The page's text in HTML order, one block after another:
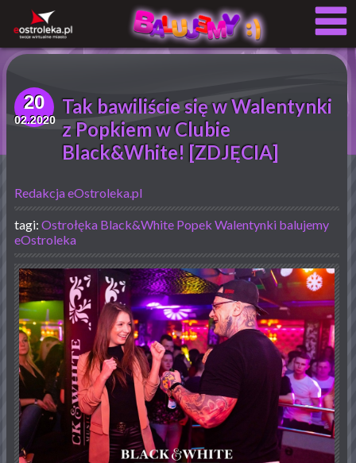
20
02.2020
Tak bawiliście się w Walentynki
z Popkiem w Clubie
Black&White! [ZDJĘCIA]
Redakcja eOstroleka.pl
tagi: Ostrołęka Black&White Popek Walentynki balujemy
eOstroleka